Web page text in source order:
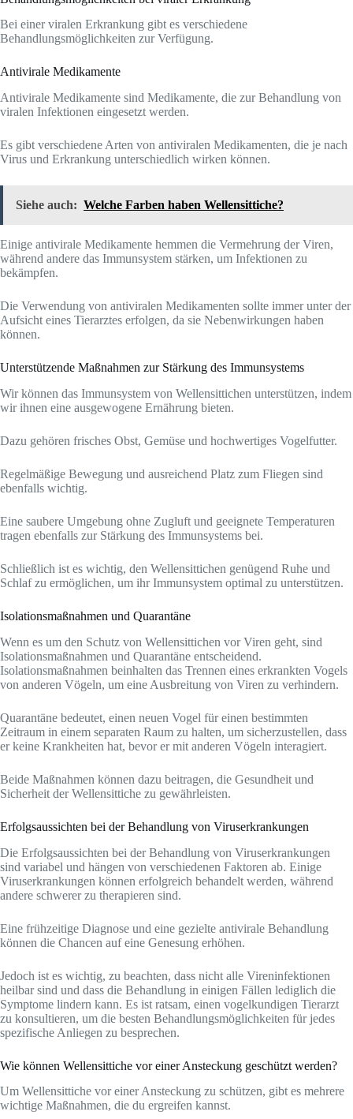
Bei einer viralen Erkrankung gibt es verschiedene
Behandlungsmöglichkeiten zur Verfügung.
Antivirale Medikamente
Antivirale Medikamente sind Medikamente, die zur Behandlung von
viralen Infektionen eingesetzt werden.
Es gibt verschiedene Arten von antiviralen Medikamenten, die je nach
Virus und Erkrankung unterschiedlich wirken können.
Siehe auch: Welche Farben haben Wellensittiche?
Einige antivirale Medikamente hemmen die Vermehrung der Viren,
während andere das Immunsystem stärken, um Infektionen zu
bekämpfen.
Die Verwendung von antiviralen Medikamenten sollte immer unter der
Aufsicht eines Tierarztes erfolgen, da sie Nebenwirkungen haben
können.
Unterstützende Maßnahmen zur Stärkung des Immunsystems
Wir können das Immunsystem von Wellensittichen unterstützen, indem
wir ihnen eine ausgewogene Ernährung bieten.
Dazu gehören frisches Obst, Gemüse und hochwertiges Vogelfutter.
Regelmäßige Bewegung und ausreichend Platz zum Fliegen sind
ebenfalls wichtig.
Eine saubere Umgebung ohne Zugluft und geeignete Temperaturen
tragen ebenfalls zur Stärkung des Immunsystems bei.
Schließlich ist es wichtig, den Wellensittichen genügend Ruhe und
Schlaf zu ermöglichen, um ihr Immunsystem optimal zu unterstützen.
Isolationsmaßnahmen und Quarantäne
Wenn es um den Schutz von Wellensittichen vor Viren geht, sind
Isolationsmaßnahmen und Quarantäne entscheidend.
Isolationsmaßnahmen beinhalten das Trennen eines erkrankten Vogels
von anderen Vögeln, um eine Ausbreitung von Viren zu verhindern.
Quarantäne bedeutet, einen neuen Vogel für einen bestimmten
Zeitraum in einem separaten Raum zu halten, um sicherzustellen, dass
er keine Krankheiten hat, bevor er mit anderen Vögeln interagiert.
Beide Maßnahmen können dazu beitragen, die Gesundheit und
Sicherheit der Wellensittiche zu gewährleisten.
Erfolgsaussichten bei der Behandlung von Viruserkrankungen
Die Erfolgsaussichten bei der Behandlung von Viruserkrankungen
sind variabel und hängen von verschiedenen Faktoren ab. Einige
Viruserkrankungen können erfolgreich behandelt werden, während
andere schwerer zu therapieren sind.
Eine frühzeitige Diagnose und eine gezielte antivirale Behandlung
können die Chancen auf eine Genesung erhöhen.
Jedoch ist es wichtig, zu beachten, dass nicht alle Vireninfektionen
heilbar sind und dass die Behandlung in einigen Fällen lediglich die
Symptome lindern kann. Es ist ratsam, einen vogelkundigen Tierarzt
zu konsultieren, um die besten Behandlungsmöglichkeiten für jedes
spezifische Anliegen zu besprechen.
Wie können Wellensittiche vor einer Ansteckung geschützt werden?
Um Wellensittiche vor einer Ansteckung zu schützen, gibt es mehrere
wichtige Maßnahmen, die du ergreifen kannst.